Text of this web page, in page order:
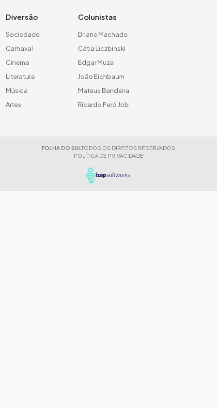
Diversão
Sociedade
Carnaval
Cinema
Literatura
Música
Artes
Colunistas
Briane Machado
Cátia Liczbinski
Edgar Muza
João Eichbaum
Mateus Bandeira
Ricardo Peró Job
FOLHA DO SUL TODOS OS DIREITOS RESERVADOS
POLÍTICA DE PRIVACIDADE